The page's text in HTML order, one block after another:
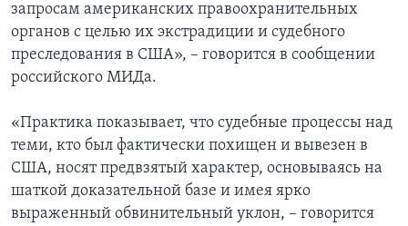
запросам американских правоохранительных
органов с целью их экстрадиции и судебного
преследования в США», – говорится в сообщении
российского МИДа.
«Практика показывает, что судебные процессы над
теми, кто был фактически похищен и вывезен в
США, носят предвзятый характер, основываясь на
шаткой доказательной базе и имея ярко
выраженный обвинительный уклон, – говорится